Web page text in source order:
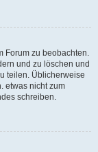
Forum zu beobachten.
und zu löschen und
teilen. Üblicherweise
etwas nicht zum
schreiben.